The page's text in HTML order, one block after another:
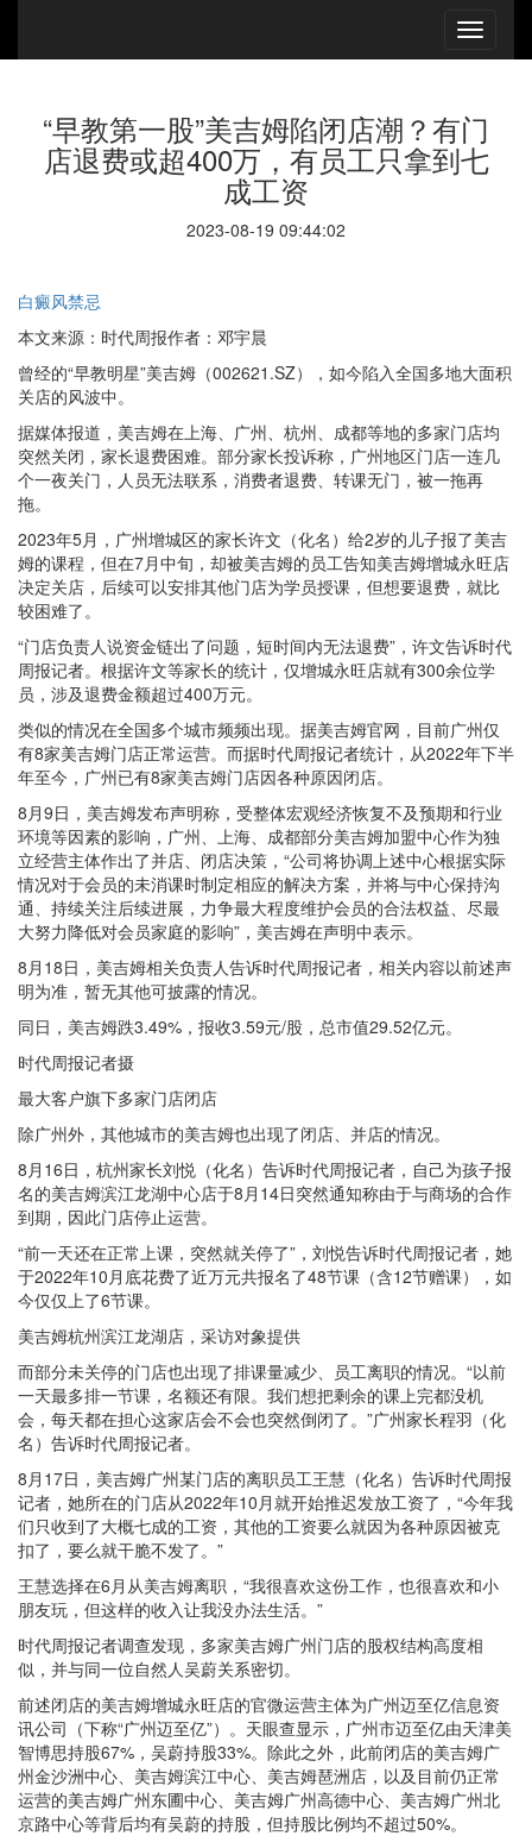
“早教第一股”美吉姆陷闭店潮？有门
店退费或超400万，有员工只拿到七
成工资
2023-08-19 09:44:02
白癜风禁忌
本文来源：时代周报作者：邓宇晨
曾经的“早教明星”美吉姆（002621.SZ），如今陷入全国多地大面积
关店的风波中。
据媒体报道，美吉姆在上海、广州、杭州、成都等地的多家门店均
突然关闭，家长退费困难。部分家长投诉称，广州地区门店一连几
个一夜关门，人员无法联系，消费者退费、转课无门，被一拖再
拖。
2023年5月，广州增城区的家长许文（化名）给2岁的儿子报了美吉
姆的课程，但在7月中旬，却被美吉姆的员工告知美吉姆增城永旺店
决定关店，后续可以安排其他门店为学员授课，但想要退费，就比
较困难了。
“门店负责人说资金链出了问题，短时间内无法退费”，许文告诉时代
周报记者。根据许文等家长的统计，仅增城永旺店就有300余位学
员，涉及退费金额超过400万元。
类似的情况在全国多个城市频频出现。据美吉姆官网，目前广州仅
有8家美吉姆门店正常运营。而据时代周报记者统计，从2022年下半
年至今，广州已有8家美吉姆门店因各种原因闭店。
8月9日，美吉姆发布声明称，受整体宏观经济恢复不及预期和行业
环境等因素的影响，广州、上海、成都部分美吉姆加盟中心作为独
立经营主体作出了并店、闭店决策，“公司将协调上述中心根据实际
情况对于会员的未消课时制定相应的解决方案，并将与中心保持沟
通、持续关注后续进展，力争最大程度维护会员的合法权益、尽最
大努力降低对会员家庭的影响”，美吉姆在声明中表示。
8月18日，美吉姆相关负责人告诉时代周报记者，相关内容以前述声
明为准，暂无其他可披露的情况。
同日，美吉姆跌3.49%，报收3.59元/股，总市值29.52亿元。
时代周报记者摄
最大客户旗下多家门店闭店
除广州外，其他城市的美吉姆也出现了闭店、并店的情况。
8月16日，杭州家长刘悦（化名）告诉时代周报记者，自己为孩子报
名的美吉姆滨江龙湖中心店于8月14日突然通知称由于与商场的合作
到期，因此门店停止运营。
“前一天还在正常上课，突然就关停了”，刘悦告诉时代周报记者，她
于2022年10月底花费了近万元共报名了48节课（含12节赠课），如
今仅仅上了6节课。
美吉姆杭州滨江龙湖店，采访对象提供
而部分未关停的门店也出现了排课量减少、员工离职的情况。“以前
一天最多排一节课，名额还有限。我们想把剩余的课上完都没机
会，每天都在担心这家店会不会也突然倒闭了。”广州家长程羽（化
名）告诉时代周报记者。
8月17日，美吉姆广州某门店的离职员工王慧（化名）告诉时代周报
记者，她所在的门店从2022年10月就开始推迟发放工资了，“今年我
们只收到了大概七成的工资，其他的工资要么就因为各种原因被克
扣了，要么就干脆不发了。”
王慧选择在6月从美吉姆离职，“我很喜欢这份工作，也很喜欢和小
朋友玩，但这样的收入让我没办法生活。”
时代周报记者调查发现，多家美吉姆广州门店的股权结构高度相
似，并与同一位自然人吴蔚关系密切。
前述闭店的美吉姆增城永旺店的官微运营主体为广州迈至亿信息资
讯公司（下称“广州迈至亿”）。天眼查显示，广州市迈至亿由天津美
智博思持股67%，吴蔚持股33%。除此之外，此前闭店的美吉姆广
州金沙洲中心、美吉姆滨江中心、美吉姆琶洲店，以及目前仍正常
运营的美吉姆广州东圃中心、美吉姆广州高德中心、美吉姆广州北
京路中心等背后均有吴蔚的持股，但持股比例均不超过50%。